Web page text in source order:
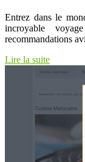
Entrez dans le
incroyable
recommandations
Lire la suite